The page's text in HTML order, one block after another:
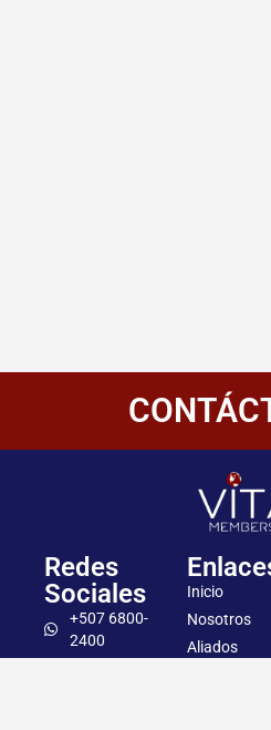
Redes
Sociales
+507 6800-
2400
Inicio
Nosotros
Aliados